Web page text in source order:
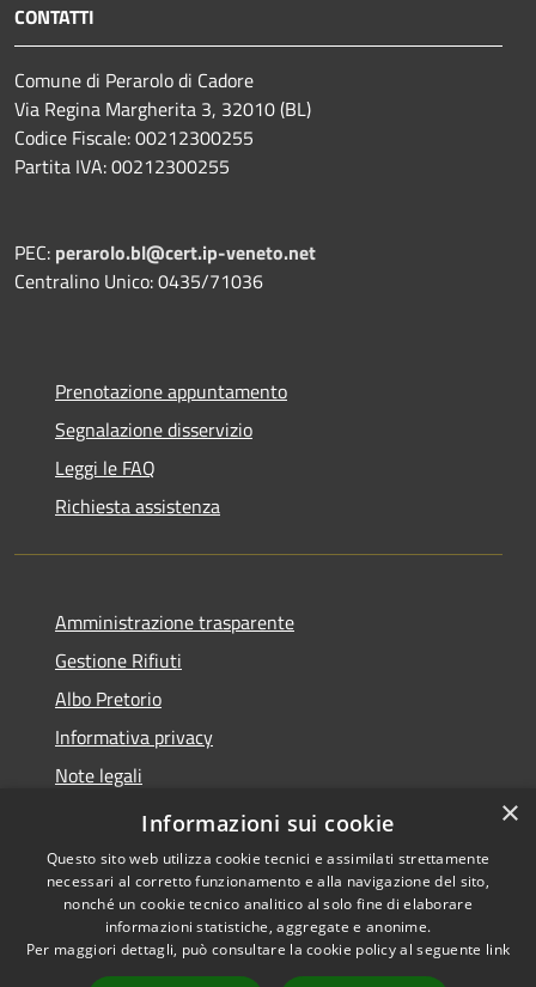
CONTATTI
Comune di Perarolo di Cadore
Via Regina Margherita 3, 32010 (BL)
Codice Fiscale: 00212300255
Partita IVA: 00212300255
PEC: perarolo.bl@cert.ip-veneto.net
Centralino Unico: 0435/71036
Prenotazione appuntamento
Segnalazione disservizio
Leggi le FAQ
Richiesta assistenza
Amministrazione trasparente
Gestione Rifiuti
Albo Pretorio
Informativa privacy
Note legali
Dichiarazione di accessibilità
Accessibilità
Copyright © 2026 • Comune di
Perarolo di Cadore • Powered
×
Informazioni sui cookie
Questo sito web utilizza cookie tecnici e assimilati strettamente
necessari al corretto funzionamento e alla navigazione del sito,
nonché un cookie tecnico analitico al solo fine di elaborare
informazioni statistiche, aggregate e anonime.
Per maggiori dettagli, può consultare la cookie policy al seguente link